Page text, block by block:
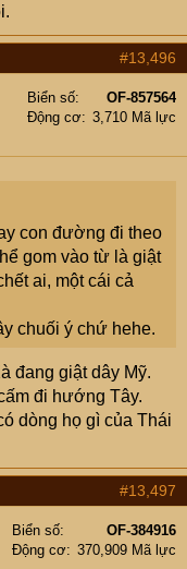
#13,496
Biển số
OF-857564
Động cơ
3,710 Mã lực
con đường đi theo
gom vào từ là giật
ai, một cái cả
chuối ý chứ hehe.
đang giật dây Mỹ.
đi hướng Tây.
dòng họ gì của Thái
#13,497
Biển số
OF-384916
Động cơ
370,909 Mã lực